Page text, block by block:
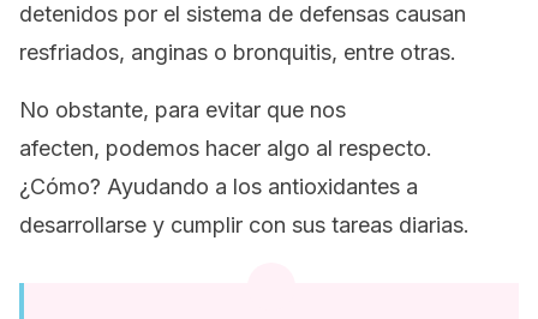
detenidos por el sistema de defensas causan
resfriados, anginas o bronquitis, entre otras.
No obstante, para evitar que nos
afecten, podemos hacer algo al respecto.
¿Cómo? Ayudando a los antioxidantes a
desarrollarse y cumplir con sus tareas diarias.